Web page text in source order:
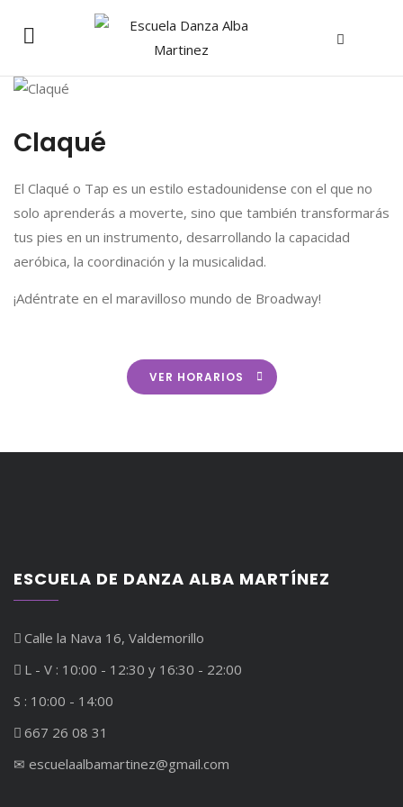
Claqué
El Claqué o Tap es un estilo estadounidense con el que no
solo aprenderás a moverte, sino que también transformarás
tus pies en un instrumento, desarrollando la capacidad
aeróbica, la coordinación y la musicalidad.
¡Adéntrate en el maravilloso mundo de Broadway!
VER HORARIOS
ESCUELA DE DANZA ALBA MARTÍNEZ
Calle la Nava 16, Valdemorillo
L - V : 10:00 - 12:30 y 16:30 - 22:00
S : 10:00 - 14:00
667 26 08 31
✉︎ escuelaalbamartinez@gmail.com